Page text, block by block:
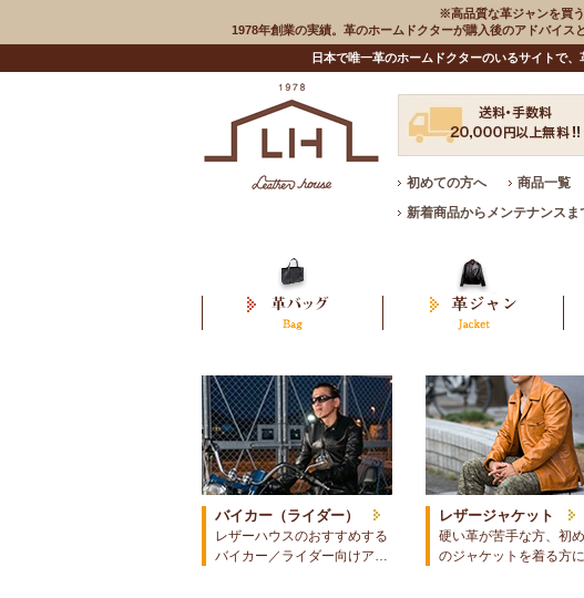
※高品質な革ジャンを買
1978年創業の実績。革のホームドクターが購入後のアドバイス
日本で唯一革のホームドクターのいるサイトで
初めての方へ 商品一覧
新着商品からメンテナンス
バイカー（ライダー）
レザーハウスのおすすめする
バイカー／ライダー向けア…
レザージャケット
硬い革が苦手な方、初
のジャケットを着る方